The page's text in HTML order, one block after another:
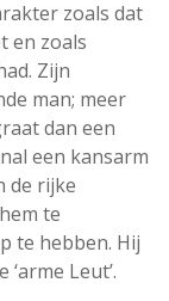
zoals dat
en zoals
Zijn
man; meer
dan een
een kansarm
de rijke
te
te hebben. Hij
Leut’.